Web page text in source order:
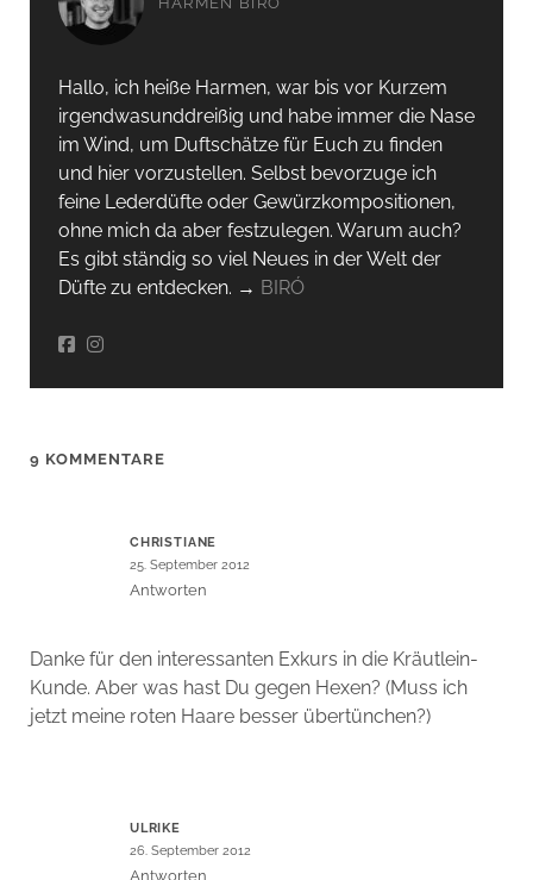
Hallo, ich heiße Harmen, war bis vor Kurzem
irgendwas­unddreißig und habe immer die Nase
im Wind, um Duftschätze für Euch zu finden
und hier vorzustellen. Selbst bevorzuge ich
feine Lederdüfte oder Gewürzkompositionen,
ohne mich da aber festzulegen. Warum auch?
Es gibt ständig so viel Neues in der Welt der
Düfte zu entdecken. → BIRÓ
9 KOMMENTARE
CHRISTIANE
25. September 2012
Antworten
Danke für den interessanten Exkurs in die Kräutlein-
Kunde. Aber was hast Du gegen Hexen? (Muss ich
jetzt meine roten Haare besser übertünchen?)
ULRIKE
26. September 2012
Antworten